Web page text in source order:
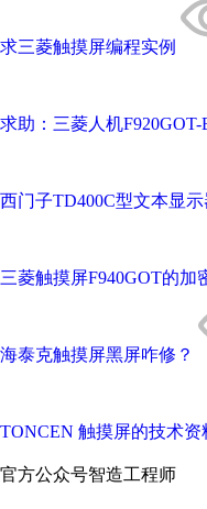
求三菱触摸屏编程实例
求助：三菱人机F920GOT-
西门子TD400C型文本显示
三菱触摸屏F940GOT的加
海泰克触摸屏黑屏咋修？
TONCEN 触摸屏的技术资
官方公众号智造工程师